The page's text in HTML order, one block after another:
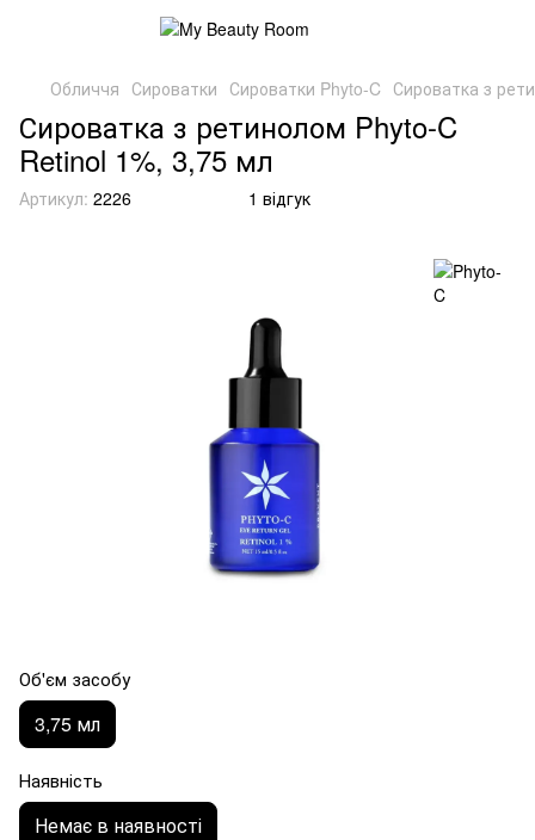
Обличчя Сироватки Сироватки Phyto-C Сироватка з
Сироватка з ретинолом Phyto-C
Retinol 1%, 3,75 мл
Артикул: 2226 1 відгук
Об'єм засобу
3,75 мл
Наявність
Немає в наявності